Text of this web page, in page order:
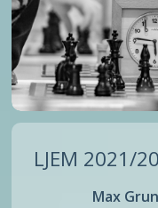
LJEM 2021/
Max